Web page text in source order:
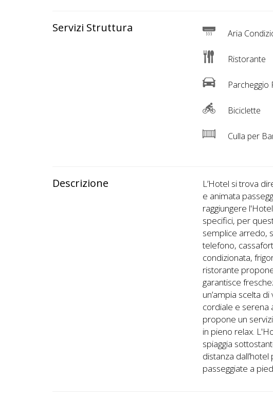
Servizi Struttura Aria
Ristorante
Parcheggio
Biciclette
Culla per
Descrizione
L’Hotel si trova
e animata
raggiungere
specifici, per
semplice arredo,
telefono,
condizionata,
ristorante
garantisce
un’ampia scelta
cordiale e serena
propone un
in pieno relax.
spiaggia
distanza
passeggiate a